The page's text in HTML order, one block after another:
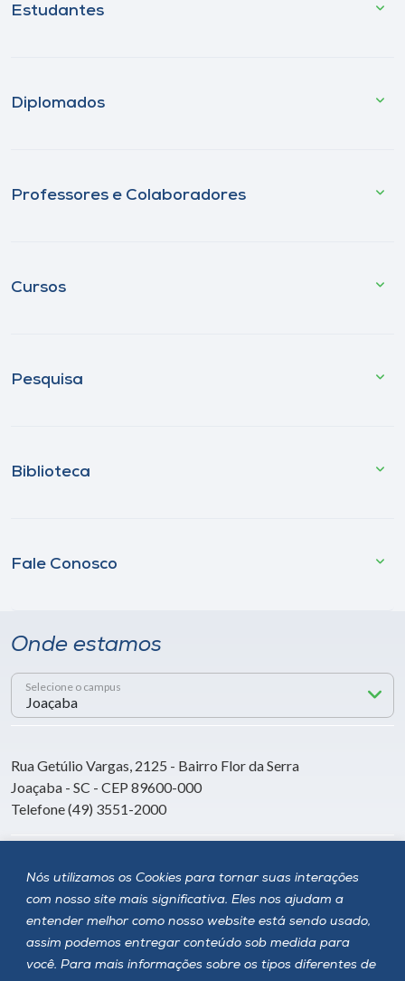
Nós utilizamos os Cookies para tornar suas interações
com nosso site mais significativa. Eles nos ajudam a
entender melhor como nosso website está sendo usado,
assim podemos entregar conteúdo sob medida para
você. Para mais informações sobre os tipos diferentes de
Estudantes
Diplomados
Professores e Colaboradores
Cursos
Pesquisa
Biblioteca
Fale Conosco
Onde estamos
Selecione o campus
Rua Getúlio Vargas, 2125 - Bairro Flor da Serra
Joaçaba - SC - CEP 89600-000
Telefone (49) 3551-2000
Siga a Unoesc